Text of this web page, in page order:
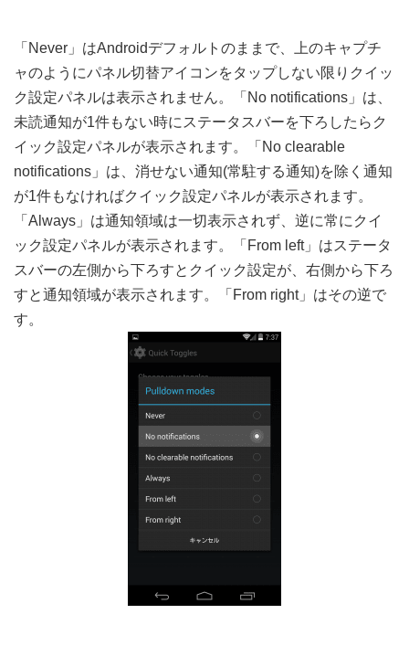
「Never」はAndroidデフォルトのままで、上のキャプチ
ャのようにパネル切替アイコンをタップしない限りクイッ
ク設定パネルは表示されません。「No notifications」は、
未読通知が1件もない時にステータスバーを下ろしたらク
イック設定パネルが表示されます。「No clearable
notifications」は、消せない通知(常駐する通知)を除く通知
が1件もなければクイック設定パネルが表示されます。
「Always」は通知領域は一切表示されず、逆に常にクイ
ック設定パネルが表示されます。「From left」はステータ
スバーの左側から下ろすとクイック設定が、右側から下ろ
すと通知領域が表示されます。「From right」はその逆で
す。